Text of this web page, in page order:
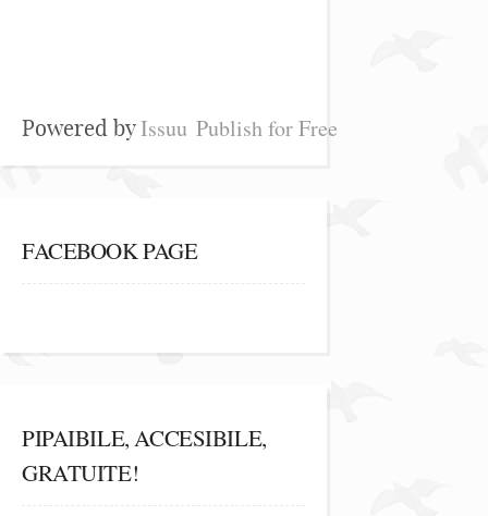
Powered byIssuu Publish for Free
FACEBOOK PAGE
PIPAIBILE, ACCESIBILE,
GRATUITE!